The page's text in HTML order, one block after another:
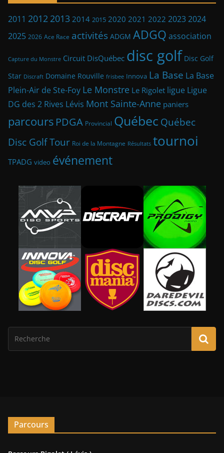
2011 2012 2013 2014 2015 2020 2021 2022 20232024
2025 2026 Ace Race activités ADGM ADGQ association
Capture du Monstre Circuit DisQuébec disc golf Disc Golf
Star Discraft Domaine Rouville frisbee Innova La Base La Base
Plein-Air de Ste-Foy Le Monstre Le Rigolet ligue Ligue
DG des 2 Rives Lévis Mont Sainte-Anne paniers
parcours PDGA Provincial Québec Québec
Disc Golf Tour Roi de la Montagne Résultats tournoi
TPADG video événement
Parcours